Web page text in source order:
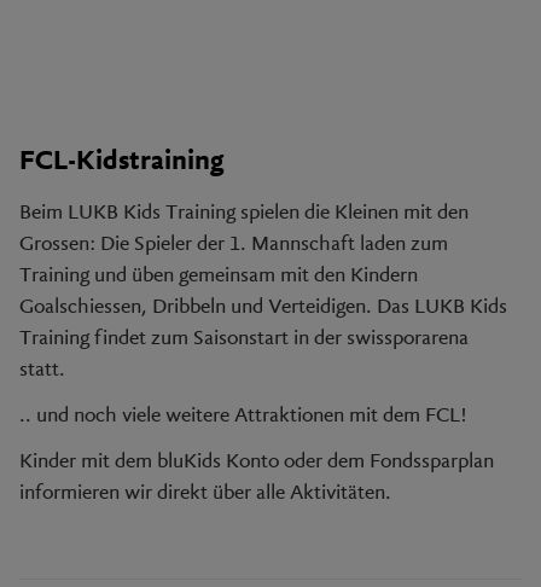
FCL-Kidstraining
Beim LUKB Kids Training spielen die Kleinen mit den
Grossen: Die Spieler der 1. Mannschaft laden zum
Training und üben gemeinsam mit den Kindern
Goalschiessen, Dribbeln und Verteidigen. Das LUKB Kids
Training findet zum Saisonstart in der swissporarena
statt.
.. und noch viele weitere Attraktionen mit dem FCL!
Kinder mit dem bluKids Konto oder dem Fondssparplan
informieren wir direkt über alle Aktivitäten.